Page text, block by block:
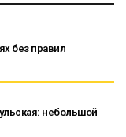
без правил
небольшой